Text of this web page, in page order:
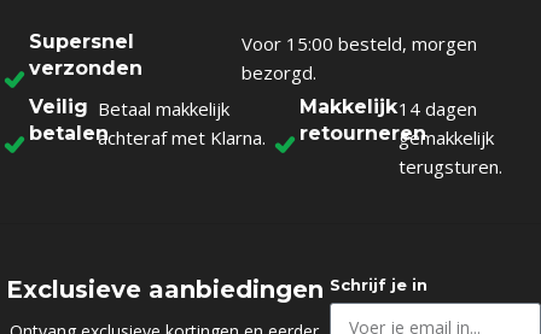
Supersnel
verzonden
Voor 15:00 besteld, morgen
bezorgd.
Veilig
betalen
Betaal makkelijk
achteraf met Klarna.
Makkelijk
retourneren
14 dagen
gemakkelijk
terugsturen.
Exclusieve aanbiedingen Schrijf je in